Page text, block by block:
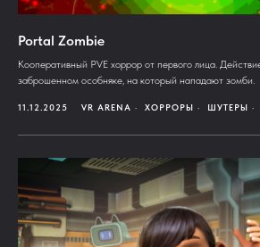
Portal Zombie
Кооперативный PVE хоррор от первого лица.
заброшенном особняке, на который нападают зомби.
11.12.2025 VR ARENA ХОРРОРЫ ШУТЕРЫ